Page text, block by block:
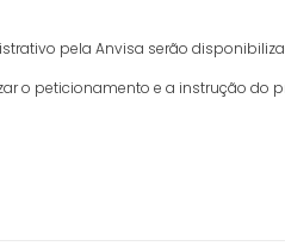
pela Anvisa serão
o peticionamento e a instrução do